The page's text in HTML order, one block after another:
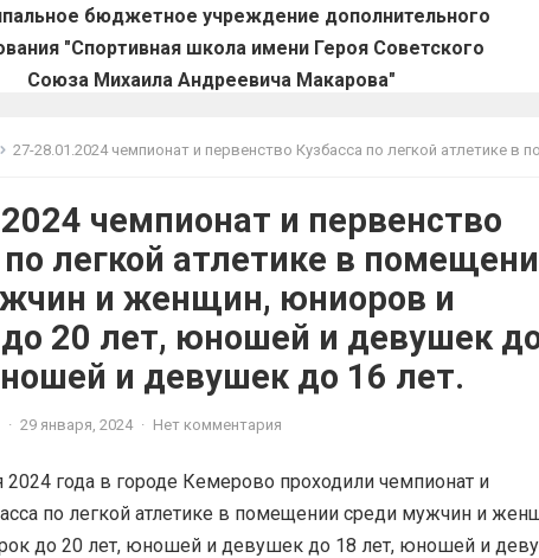
бюджетное учреждение дополнительного
"Спортивная школа имени Героя Советского
Союза Михаила Андреевича Макарова"
27-28.01.2024 чемпионат и первенство Кузбасса по легкой атлетике в помещении среди мужчин и женщин, юниоров и юниорок до 20 лет, юношей и девушек до 18 лет, юношей и девушек
чемпионат и первенство
по легкой атлетике в
и женщин, юниоров и
20 лет, юношей и девушек
и девушек до 16 лет.
· 29 января, 2024 · Нет комментария
2024 года в городе Кемерово проходили чемпионат и
по легкой атлетике в помещении среди мужчин и
до 20 лет, юношей и девушек до 18 лет, юношей и